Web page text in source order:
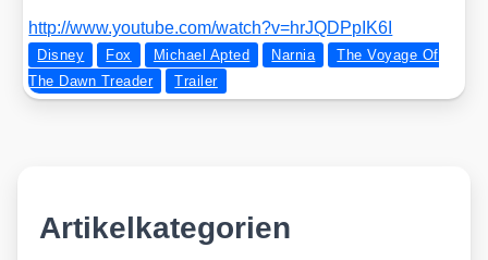
http://​www​.you​tube​.com/​w​a​t​c​h​?​v​=​h​r​J​Q​D​P​p​I​K6I
Disney Fox Michael Apted Narnia
The Voyage Of
The Dawn Treader
Trailer
Artikelkategorien